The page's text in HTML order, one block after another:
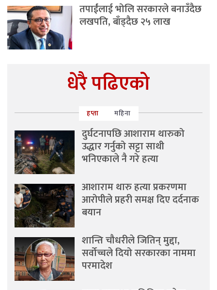
तपाईंलाई भोलि सरकारले बनाउँदैछ
लखपति, बाँड्दैछ २५ लाख
धेरै पढिएको
हप्ता महिना
दुर्घटनापछि आशाराम थारुको
उद्धार गर्नुको सट्टा साथी
भनिएकाले नै गरे हत्या
आशाराम थारु हत्या प्रकरणमा
आरोपीले प्रहरी समक्ष दिए दर्दनाक
बयान
शान्ति चौधरीले जितिन् मुद्दा,
सर्वोच्चले दियो सरकारका नाममा
परमादेश